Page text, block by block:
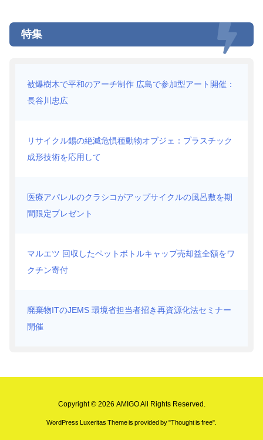
特集
被爆樹木で平和のアーチ制作 広島で参加型アート開催：
長谷川忠広
リサイクル錫の絶滅危惧種動物オブジェ：プラスチック
成形技術を応用して
医療アパレルのクラシコがアップサイクルの風呂敷を期
間限定プレゼント
マルエツ 回収したペットボトルキャップ売却益全額をワ
クチン寄付
廃棄物ITのJEMS 環境省担当者招き再資源化法セミナー
開催
Copyright © 2026 AMIGOAll Rights Reserved.
WordPress Luxeritas Theme is provided by "Thought is free".